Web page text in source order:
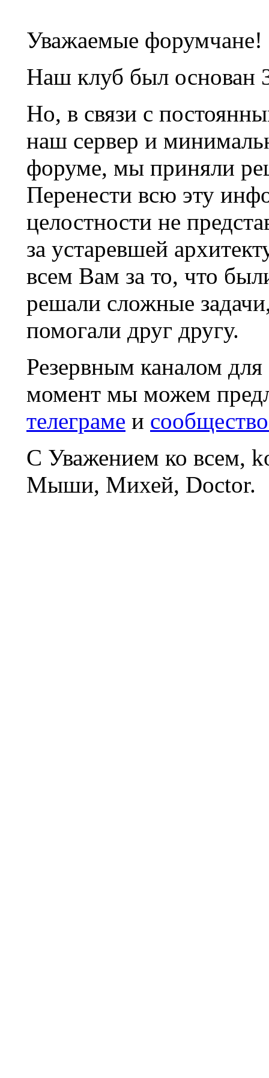
Уважаемые форумчане!
Наш клуб был основан
Но, в связи с
наш сервер и
форуме, мы приняли
Перенести всю эту
целостности не
за устаревшей
всем Вам за то, что
решали сложные
помогали друг другу.
Резервным каналом
момент мы можем
телеграме и
С Уважением ко всем,
Мыши, Михей, Doctor.